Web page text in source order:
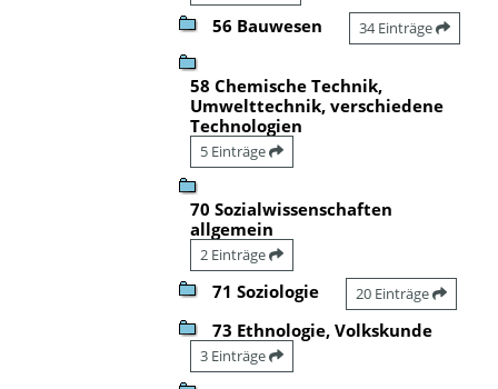
56 Bauwesen 34 Einträge
58 Chemische Technik,
Umwelttechnik, verschiedene
Technologien
5 Einträge
70 Sozialwissenschaften
allgemein
2 Einträge
71 Soziologie 20 Einträge
73 Ethnologie, Volkskunde
3 Einträge